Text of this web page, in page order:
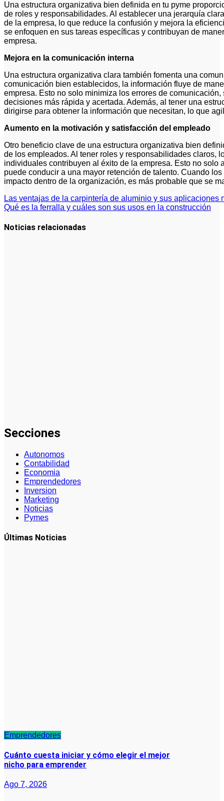
Una estructura organizativa bien definida en tu pyme
de roles y responsabilidades. Al establecer una jerarquía
de la empresa, lo que reduce la confusión y mejora la
se enfoquen en sus tareas específicas y contribuyan de
empresa.
Mejora en la comunicación interna
Una estructura organizativa clara también fomenta una
comunicación bien establecidos, la información fluye de
empresa. Esto no solo minimiza los errores de
decisiones más rápida y acertada. Además, al tener una
dirigirse para obtener la información que necesitan, lo que
Aumento en la motivación y satisfacción del empleado
Otro beneficio clave de una estructura organizativa bien
de los empleados. Al tener roles y responsabilidades claros,
individuales contribuyen al éxito de la empresa. Esto no solo
puede conducir a una mayor retención de talento. Cuando
impacto dentro de la organización, es más probable que se
Navegación
de
entradas
Las ventajas de la carpintería de aluminio y sus aplicaciones
Qué es la ferralla y cuáles son sus usos en la construcción
Noticias relacionadas
Secciones
Autonomos
Contabilidad
Economia
Emprendedores
Inversion
Marketing
Noticias
Pymes
Últimas Noticias
Emprendedores
Cuánto cuesta iniciar y cómo elegir el mejor
nicho para emprender
Ago 7, 2026